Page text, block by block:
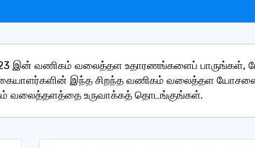
இன் வணிகம் வலைத்தள உதாரணங்களைப் பாருங்கள்,
இந்த சிறந்த வணிகம் வலைத்தள
வலைத்தளத்தை உருவாக்கத் தொடங்குங்கள்.